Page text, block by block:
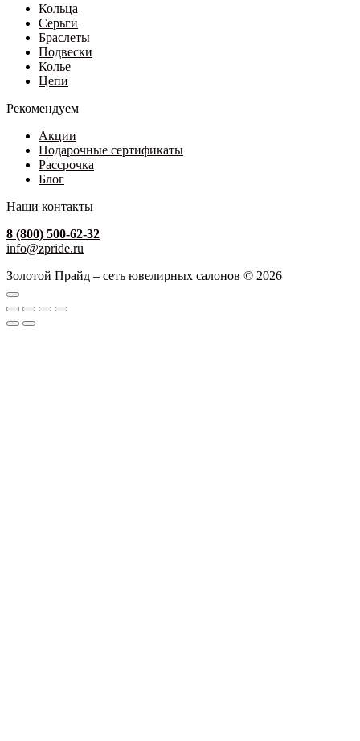
Кольца
Серьги
Браслеты
Подвески
Колье
Цепи
Рекомендуем
Акции
Подарочные сертификаты
Рассрочка
Блог
Наши контакты
8 (800) 500-62-32
info@zpride.ru
Золотой Прайд – сеть ювелирных салонов © 2026